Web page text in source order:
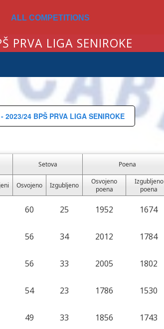
ALL COMPETITIONS
PRVA LIGA SENIROKE
2023/24 BPŠ PRVA LIGA SENIROKE
Setova Poena
Osvojeno Izgubljeno
Osvojeno
poena
Izgubljeno
poena
60 25 1952 1674
56 34 2012 1784
56 33 2005 1802
54 23 1786 1530
49 33 1856 1743